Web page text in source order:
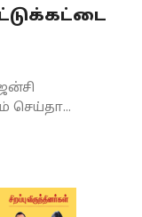
செய்தா...